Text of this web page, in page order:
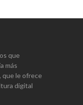
que
más
que le ofrece
digital